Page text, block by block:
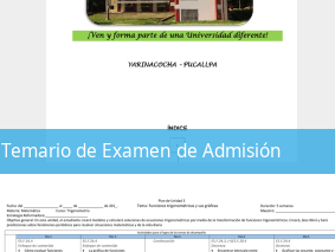
Temario de Examen de Admisión